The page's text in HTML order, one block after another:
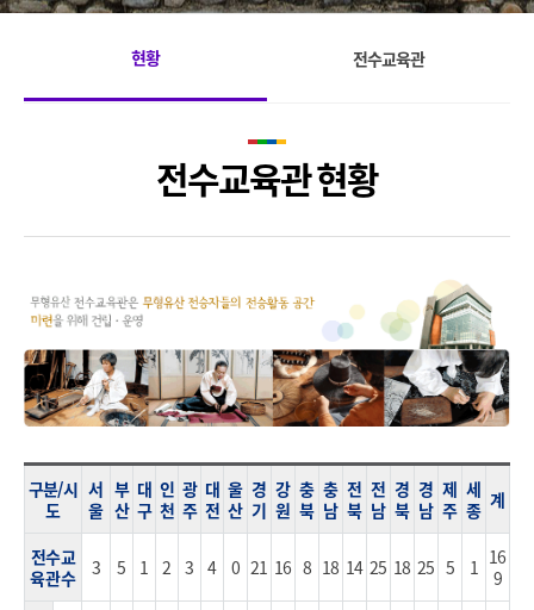
현황 전수교육관
전수교육관 현황
구분/시
도
서
울
부
산
대
구
인
천
광
주
대
전
울
산
경
기
강
원
충
북
충
남
전
북
전
남
경
북
경
남
제
주
세
종 계
전수교
육관 수
3 5 1 2 3 4 0 21 16 8 18 14 25 18 25 5 1 16
9